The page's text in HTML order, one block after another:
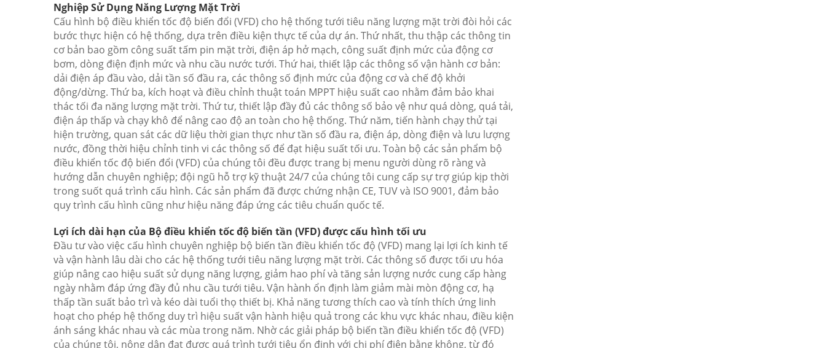
Nghiệp Sử Dụng Năng Lượng Mặt Trời
Cấu hình bộ điều khiển tốc độ biến đổi (VFD) cho hệ thống tưới tiêu năng lượng mặt trời đòi hỏi các
bước thực hiện có hệ thống, dựa trên điều kiện thực tế của dự án. Thứ nhất, thu thập các thông tin
cơ bản bao gồm công suất tấm pin mặt trời, điện áp hở mạch, công suất định mức của động cơ
bơm, dòng điện định mức và nhu cầu nước tưới. Thứ hai, thiết lập các thông số vận hành cơ bản:
dải điện áp đầu vào, dải tần số đầu ra, các thông số định mức của động cơ và chế độ khởi
động/dừng. Thứ ba, kích hoạt và điều chỉnh thuật toán MPPT hiệu suất cao nhằm đảm bảo khai
thác tối đa năng lượng mặt trời. Thứ tư, thiết lập đầy đủ các thông số bảo vệ như quá dòng, quá tải,
điện áp thấp và chạy khô để nâng cao độ an toàn cho hệ thống. Thứ năm, tiến hành chạy thử tại
hiện trường, quan sát các dữ liệu thời gian thực như tần số đầu ra, điện áp, dòng điện và lưu lượng
nước, đồng thời hiệu chỉnh tinh vi các thông số để đạt hiệu suất tối ưu. Toàn bộ các sản phẩm bộ
điều khiển tốc độ biến đổi (VFD) của chúng tôi đều được trang bị menu người dùng rõ ràng và
hướng dẫn chuyên nghiệp; đội ngũ hỗ trợ kỹ thuật 24/7 của chúng tôi cung cấp sự trợ giúp kịp thời
trong suốt quá trình cấu hình. Các sản phẩm đã được chứng nhận CE, TUV và ISO 9001, đảm bảo
quy trình cấu hình cũng như hiệu năng đáp ứng các tiêu chuẩn quốc tế.
Lợi ích dài hạn của Bộ điều khiển tốc độ biến tần (VFD) được cấu hình tối ưu
Đầu tư vào việc cấu hình chuyên nghiệp bộ biến tần điều khiển tốc độ (VFD) mang lại lợi ích kinh tế
và vận hành lâu dài cho các hệ thống tưới tiêu năng lượng mặt trời. Các thông số được tối ưu hóa
giúp nâng cao hiệu suất sử dụng năng lượng, giảm hao phí và tăng sản lượng nước cung cấp hàng
ngày nhằm đáp ứng đầy đủ nhu cầu tưới tiêu. Vận hành ổn định làm giảm mài mòn động cơ, hạ
thấp tần suất bảo trì và kéo dài tuổi thọ thiết bị. Khả năng tương thích cao và tính thích ứng linh
hoạt cho phép hệ thống duy trì hiệu suất vận hành hiệu quả trong các khu vực khác nhau, điều kiện
ánh sáng khác nhau và các mùa trong năm. Nhờ các giải pháp bộ biến tần điều khiển tốc độ (VFD)
của chúng tôi, nông dân đạt được quá trình tưới tiêu ổn định với chi phí điện bằng không, từ đó